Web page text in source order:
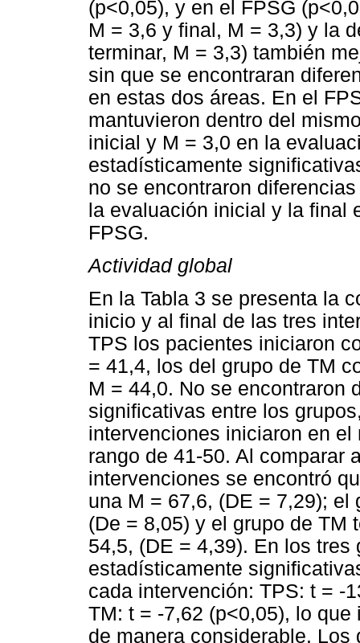
(p<0,05), y en el FPSG
M = 3,6 y final, M = 3,3) y la
terminar, M = 3,3) también
sin que se encontraran
en estas dos áreas. En el
mantuvieron dentro del
inicial y M = 3,0 en la
estadísticamente
no se encontraron
la evaluación inicial y la final
FPSG.
Actividad global
En la Tabla 3 se presenta la
inicio y al final de las tres
TPS los pacientes iniciaron
= 41,4, los del grupo de TM
M = 44,0. No se encontraron
significativas entre los
intervenciones iniciaron en
rango de 41-50. Al comparar
intervenciones se encontró
una M = 67,6, (DE = 7,29); el
(De = 8,05) y el grupo de TM
54,5, (DE = 4,39). En los
estadísticamente
cada intervención: TPS: t = -
TM: t = -7,62 (p<0,05), lo
de manera considerable. Los